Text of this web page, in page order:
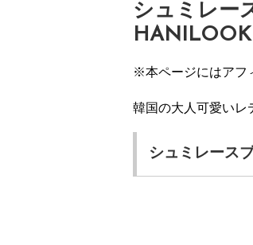
シュミレー
HANILOOK
※本ページにはアフ
韓国の大人可愛いレ
シュミレース